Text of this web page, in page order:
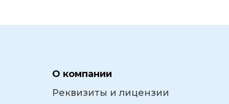
О компании
Реквизиты и лицензии